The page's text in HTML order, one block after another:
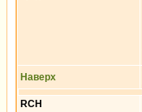
Наверх
RCH